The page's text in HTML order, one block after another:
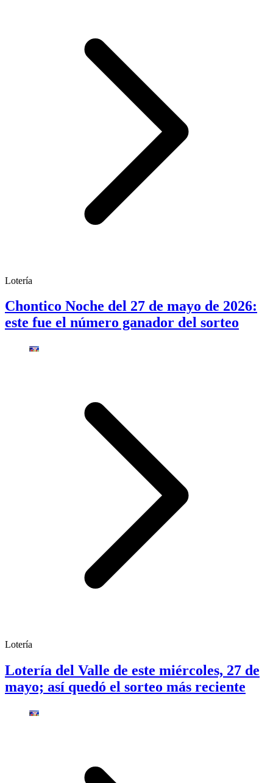
Lotería
Chontico Noche del 27 de mayo de 2026:
este fue el número ganador del sorteo
Lotería
Lotería del Valle de este miércoles, 27 de
mayo; así quedó el sorteo más reciente